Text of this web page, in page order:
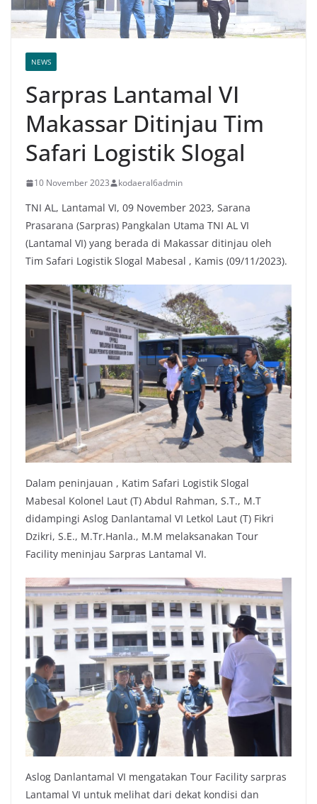
NEWS
Sarpras Lantamal VI
Makassar Ditinjau Tim
Safari Logistik Slogal
10 November 2023 kodaeral6admin
TNI AL, Lantamal VI, 09 November 2023, Sarana
Prasarana (Sarpras) Pangkalan Utama TNI AL VI
(Lantamal VI) yang berada di Makassar ditinjau oleh
Tim Safari Logistik Slogal Mabesal , Kamis (09/11/2023).
Dalam peninjauan , Katim Safari Logistik Slogal
Mabesal Kolonel Laut (T) Abdul Rahman, S.T., M.T
didampingi Aslog Danlantamal VI Letkol Laut (T) Fikri
Dzikri, S.E., M.Tr.Hanla., M.M melaksanakan Tour
Facility meninjau Sarpras Lantamal VI.
Aslog Danlantamal VI mengatakan Tour Facility sarpras
Lantamal VI untuk melihat dari dekat kondisi dan